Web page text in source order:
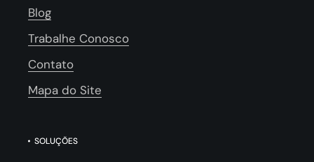
Blog
Trabalhe Conosco
Contato
Mapa do Site
SOLUÇÕES